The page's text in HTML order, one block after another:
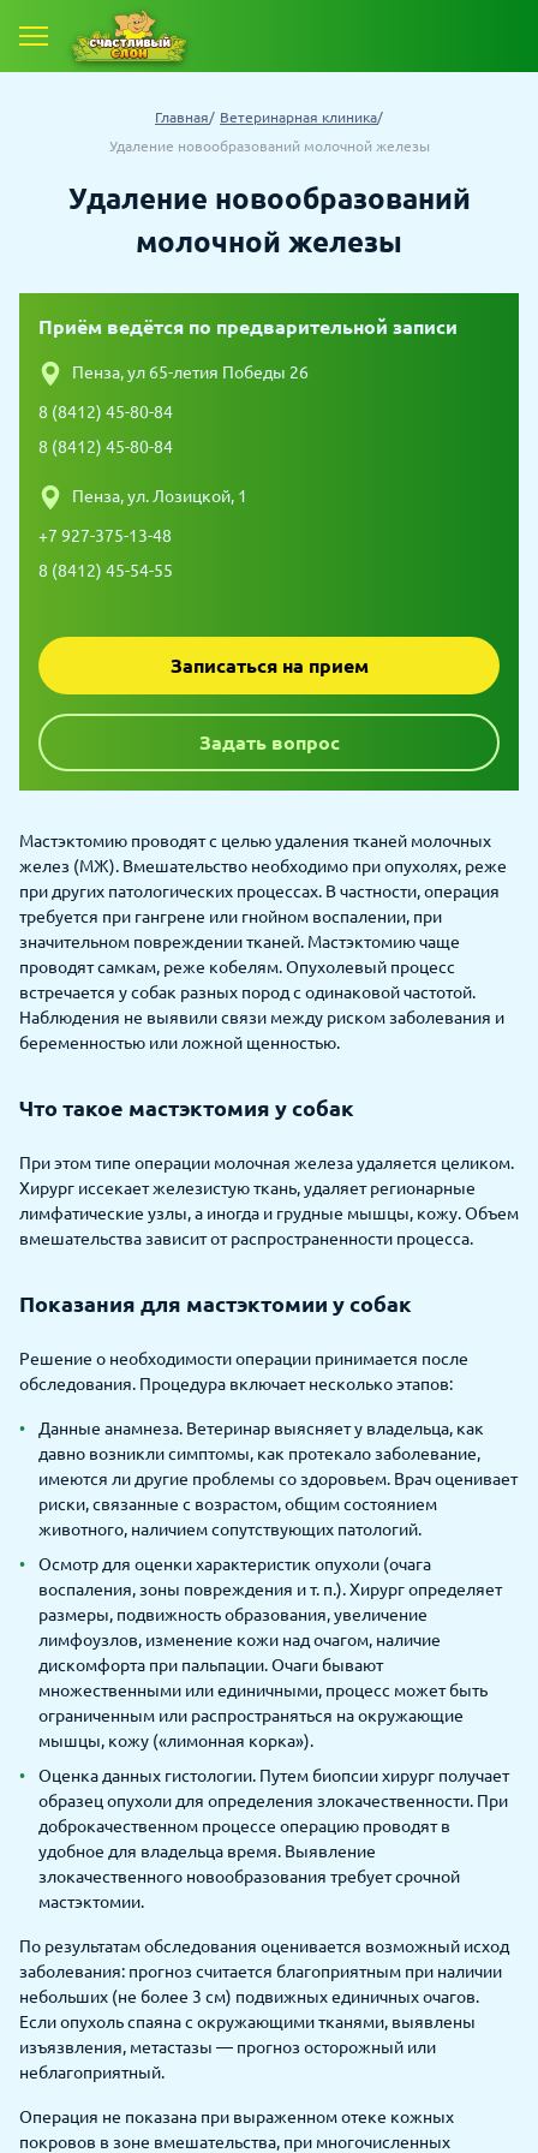
Главная
Ветеринарная клиника
Удаление новообразований молочной железы
Удаление новообразований
молочной железы
Приём ведётся по предварительной записи
Пенза, ул 65-летия Победы 26
8 (8412) 45-80-84
8 (8412) 45-80-84
Пенза, ул. Лозицкой, 1
+7 927-375-13-48
8 (8412) 45-54-55
Записаться на прием
Задать вопрос
Мастэктомию проводят с целью удаления тканей молочных
желез (МЖ). Вмешательство необходимо при опухолях, реже
при других патологических процессах. В частности, операция
требуется при гангрене или гнойном воспалении, при
значительном повреждении тканей. Мастэктомию чаще
проводят самкам, реже кобелям. Опухолевый процесс
встречается у собак разных пород с одинаковой частотой.
Наблюдения не выявили связи между риском заболевания и
беременностью или ложной щенностью.
Что такое мастэктомия у собак
При этом типе операции молочная железа удаляется целиком.
Хирург иссекает железистую ткань, удаляет регионарные
лимфатические узлы, а иногда и грудные мышцы, кожу. Объем
вмешательства зависит от распространенности процесса.
Показания для мастэктомии у собак
Решение о необходимости операции принимается после
обследования. Процедура включает несколько этапов:
Данные анамнеза. Ветеринар выясняет у владельца, как
давно возникли симптомы, как протекало заболевание,
имеются ли другие проблемы со здоровьем. Врач оценивает
риски, связанные с возрастом, общим состоянием
животного, наличием сопутствующих патологий.
Осмотр для оценки характеристик опухоли (очага
воспаления, зоны повреждения и т. п.). Хирург определяет
размеры, подвижность образования, увеличение
лимфоузлов, изменение кожи над очагом, наличие
дискомфорта при пальпации. Очаги бывают
множественными или единичными, процесс может быть
ограниченным или распространяться на окружающие
мышцы, кожу («лимонная корка»).
Оценка данных гистологии. Путем биопсии хирург получает
образец опухоли для определения злокачественности. При
доброкачественном процессе операцию проводят в
удобное для владельца время. Выявление
злокачественного новообразования требует срочной
мастэктомии.
По результатам обследования оценивается возможный исход
заболевания: прогноз считается благоприятным при наличии
небольших (не более 3 см) подвижных единичных очагов.
Если опухоль спаяна с окружающими тканями, выявлены
изъязвления, метастазы — прогноз осторожный или
неблагоприятный.
Операция не показана при выраженном отеке кожных
покровов в зоне вмешательства, при многочисленных